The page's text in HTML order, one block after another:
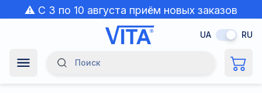
⚠️ С 3 по 10 августа приём новых заказов
приостановлен из-за жары.
UA RU
Поиск